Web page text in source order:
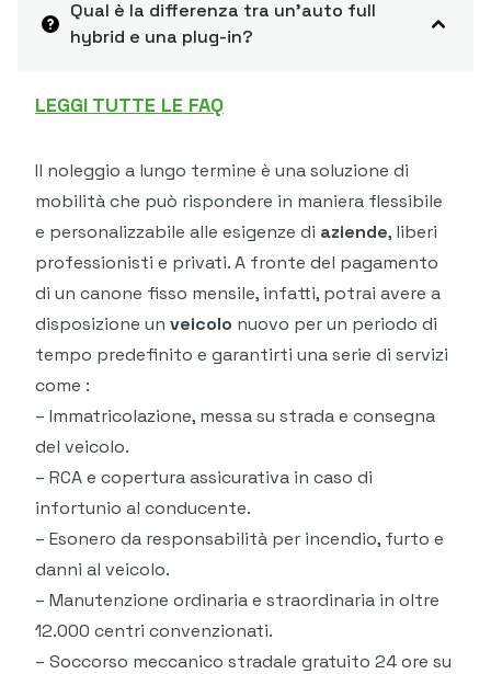
Qual è la differenza tra un'auto full
hybrid e una plug-in?
LEGGI TUTTE LE FAQ
Il noleggio a lungo termine è una soluzione di
mobilità che può rispondere in maniera flessibile
e personalizzabile alle esigenze di aziende, liberi
professionisti e privati. A fronte del pagamento
di un canone fisso mensile, infatti, potrai avere a
disposizione un veicolo nuovo per un periodo di
tempo predefinito e garantirti una serie di servizi
come :
– Immatricolazione, messa su strada e consegna
del veicolo.
– RCA e copertura assicurativa in caso di
infortunio al conducente.
– Esonero da responsabilità per incendio, furto e
danni al veicolo.
– Manutenzione ordinaria e straordinaria in oltre
12.000 centri convenzionati.
– Soccorso meccanico stradale gratuito 24 ore su